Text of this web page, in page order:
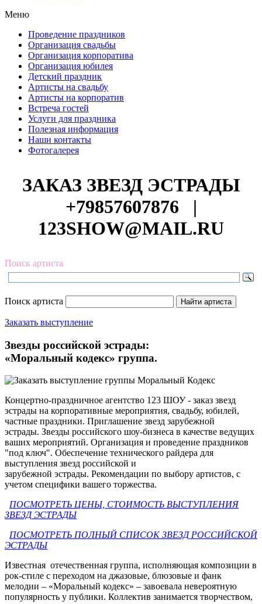
Меню
Проведение праздников
Организация свадьбы
Организация корпоратива
Организация юбилея
Детский праздник
Артисты на свадьбу
Артисты на корпоратив
Встреча гостей
Услуги для праздника
Полезная информация
Наши контакты
Фотогалерея
ЗАКАЗ ЗВЕЗД ЭСТРАДЫ
+79857607876
|
123SHOW@MAIL.RU
Поиск артиста
Поиск артиста
Заказать выступление
Звезды российской эстрады:
«Моральный кодекс» группа.
Концертно-праздничное агентство 123 ШОУ - заказ звезд
эстрады на корпоративные мероприятия, свадьбу, юбилей,
частные праздники. Приглашение звезд зарубежной
эстрады. Звезды российского шоу-бизнеса в качестве ведущих
ваших мероприятий. Организация и проведение праздников
"под ключ". Обеспечение технического райдера для
выступления звезд российской и
зарубежной эстрады. Рекомендации по выбору артистов, с
учетом специфики вашего торжества.
ПОСМОТРЕТЬ ЦЕНЫ, СТОИМОСТЬ ВЫСТУПЛЕНИЯ
ЗВЕЗД ЭСТРАДЫ
ПОСМОТРЕТЬ ПОЛНЫЙ СПИСОК ЗВЕЗД РОССИЙСКОЙ
ЭСТРАДЫ
Известная отечественная группа, исполняющая композиции в
рок-стиле с переходом на джазовые, блюзовые и фанк
мелодии – «Моральный кодекс» – завоевала невероятную
популярность у публики. Коллектив занимается творчеством,